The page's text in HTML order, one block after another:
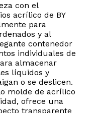
con el
acrílico de BY
para
y al
contenedor
individuales de
almacenar
líquidos y
o se deslicen.
molde de acrílico
ofrece una
transparente